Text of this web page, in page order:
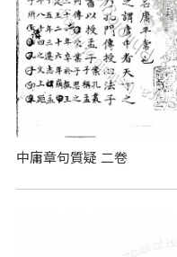
中庸章句質疑 二卷